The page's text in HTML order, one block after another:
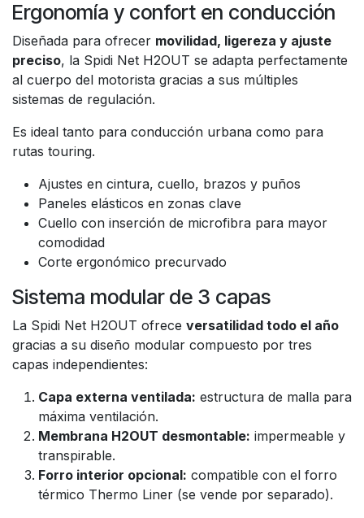
Ergonomía y confort en conducción
Diseñada para ofrecer movilidad, ligereza y ajuste
preciso, la Spidi Net H2OUT se adapta perfectamente
al cuerpo del motorista gracias a sus múltiples
sistemas de regulación.
Es ideal tanto para conducción urbana como para
rutas touring.
Ajustes en cintura, cuello, brazos y puños
Paneles elásticos en zonas clave
Cuello con inserción de microfibra para mayor
comodidad
Corte ergonómico precurvado
Sistema modular de 3 capas
La Spidi Net H2OUT ofrece versatilidad todo el año
gracias a su diseño modular compuesto por tres
capas independientes:
Capa externa ventilada: estructura de malla para
máxima ventilación.
Membrana H2OUT desmontable: impermeable y
transpirable.
Forro interior opcional: compatible con el forro
térmico Thermo Liner (se vende por separado).